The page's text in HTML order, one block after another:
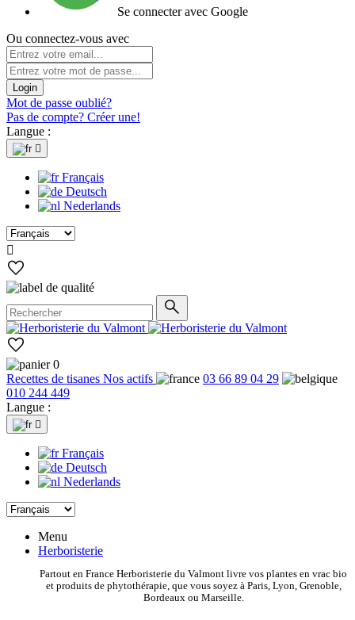
Se connecter avec Google
Ou connectez-vous avec
Login
Mot de passe oublié?
Pas de compte? Créer une!
Langue :

Français
Deutsch
Nederlands

0
Recettes de tisanes Nos actifs
03 66 89 04 29
010 244 449
Langue :

Français
Deutsch
Nederlands
Menu
Herboristerie
Partout en France Herboristerie du Valmont livre vos plantes en vrac bio
et produits de phytothérapie, que vous soyez à Paris, Lyon, Grenoble,
Bordeaux ou Marseille.